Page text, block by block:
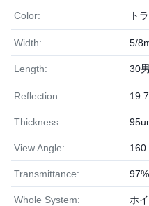
Color: ト
Width: 5/
Length: 30男
Reflection:
Thickness:
View Angle: 160
Transmittance: 97%
Whole System:
ホ